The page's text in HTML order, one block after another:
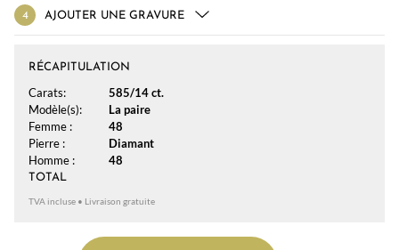
AJOUTER UNE GRAVURE
RÉCAPITULATION
Carats:
585/14 ct.
Modèle(s):
La paire
Femme :
48
Pierre :
Diamant
Homme :
48
TOTAL
TVA incluse • Livraison gratuite